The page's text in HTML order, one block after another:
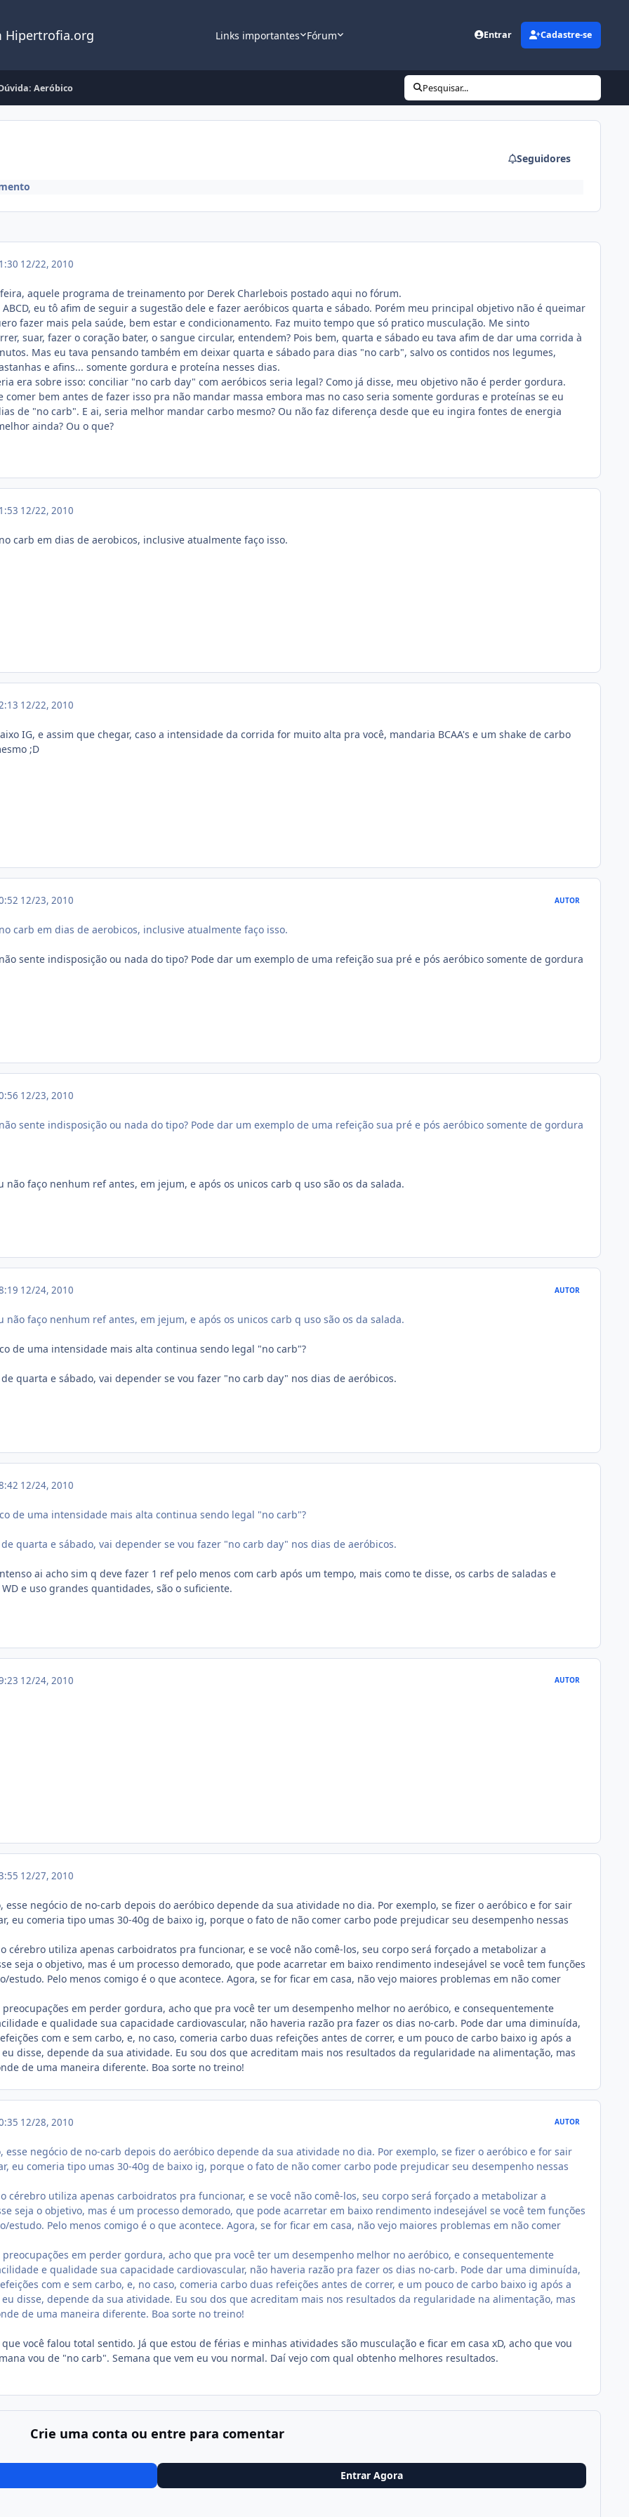
Hipertrofia.org Links importantes Fórum Entrar Cadastre-se
Aeróbico Pesquisar...
Seguidores
12/22, 2010
aquele programa de treinamento por Derek Charlebois postado aqui no fórum.
eu tô afim de seguir a sugestão dele e fazer aeróbicos quarta e sábado. Porém meu principal objetivo não é queimar
fazer mais pela saúde, bem estar e condicionamento. Faz muito tempo que só pratico musculação. Me sinto
suar, fazer o coração bater, o sangue circular, entendem? Pois bem, quarta e sábado eu tava afim de dar uma corrida à
Mas eu tava pensando também em deixar quarta e sábado para dias "no carb", salvo os contidos nos legumes,
e afins... somente gordura e proteína nesses dias.
era sobre isso: conciliar "no carb day" com aeróbicos seria legal? Como já disse, meu objetivo não é perder gordura.
comer bem antes de fazer isso pra não mandar massa embora mas no caso seria somente gorduras e proteínas se eu
de "no carb". E ai, seria melhor mandar carbo mesmo? Ou não faz diferença desde que eu ingira fontes de energia
ainda? Ou o que?
12/22, 2010
carb em dias de aerobicos, inclusive atualmente faço isso.
12/22, 2010
IG, e assim que chegar, caso a intensidade da corrida for muito alta pra você, mandaria BCAA's e um shake de carbo
;D
12/23, 2010 AUTOR
carb em dias de aerobicos, inclusive atualmente faço isso.
sente indisposição ou nada do tipo? Pode dar um exemplo de uma refeição sua pré e pós aeróbico somente de gordura
12/23, 2010
sente indisposição ou nada do tipo? Pode dar um exemplo de uma refeição sua pré e pós aeróbico somente de gordura
não faço nenhum ref antes, em jejum, e após os unicos carb q uso são os da salada.
12/24, 2010 AUTOR
não faço nenhum ref antes, em jejum, e após os unicos carb q uso são os da salada.
de uma intensidade mais alta continua sendo legal "no carb"?
quarta e sábado, vai depender se vou fazer "no carb day" nos dias de aeróbicos.
12/24, 2010
de uma intensidade mais alta continua sendo legal "no carb"?
quarta e sábado, vai depender se vou fazer "no carb day" nos dias de aeróbicos.
ai acho sim q deve fazer 1 ref pelo menos com carb após um tempo, mais como te disse, os carbs de saladas e
e uso grandes quantidades, são o suficiente.
12/24, 2010 AUTOR
12/27, 2010
esse negócio de no-carb depois do aeróbico depende da sua atividade no dia. Por exemplo, se fizer o aeróbico e for sair
eu comeria tipo umas 30-40g de baixo ig, porque o fato de não comer carbo pode prejudicar seu desempenho nessas
cérebro utiliza apenas carboidratos pra funcionar, e se você não comê-los, seu corpo será forçado a metabolizar a
seja o objetivo, mas é um processo demorado, que pode acarretar em baixo rendimento indesejável se você tem funções
Pelo menos comigo é o que acontece. Agora, se for ficar em casa, não vejo maiores problemas em não comer
preocupações em perder gordura, acho que pra você ter um desempenho melhor no aeróbico, e consequentemente
e qualidade sua capacidade cardiovascular, não haveria razão pra fazer os dias no-carb. Pode dar uma diminuída,
com e sem carbo, e, no caso, comeria carbo duas refeições antes de correr, e um pouco de carbo baixo ig após a
disse, depende da sua atividade. Eu sou dos que acreditam mais nos resultados da regularidade na alimentação, mas
de uma maneira diferente. Boa sorte no treino!
12/28, 2010 AUTOR
esse negócio de no-carb depois do aeróbico depende da sua atividade no dia. Por exemplo, se fizer o aeróbico e for sair
eu comeria tipo umas 30-40g de baixo ig, porque o fato de não comer carbo pode prejudicar seu desempenho nessas
cérebro utiliza apenas carboidratos pra funcionar, e se você não comê-los, seu corpo será forçado a metabolizar a
seja o objetivo, mas é um processo demorado, que pode acarretar em baixo rendimento indesejável se você tem funções
Pelo menos comigo é o que acontece. Agora, se for ficar em casa, não vejo maiores problemas em não comer
preocupações em perder gordura, acho que pra você ter um desempenho melhor no aeróbico, e consequentemente
e qualidade sua capacidade cardiovascular, não haveria razão pra fazer os dias no-carb. Pode dar uma diminuída,
com e sem carbo, e, no caso, comeria carbo duas refeições antes de correr, e um pouco de carbo baixo ig após a
disse, depende da sua atividade. Eu sou dos que acreditam mais nos resultados da regularidade na alimentação, mas
de uma maneira diferente. Boa sorte no treino!
você falou total sentido. Já que estou de férias e minhas atividades são musculação e ficar em casa xD, acho que vou
vou de "no carb". Semana que vem eu vou normal. Daí vejo com qual obtenho melhores resultados.
Crie uma conta ou entre para comentar
Entrar Agora